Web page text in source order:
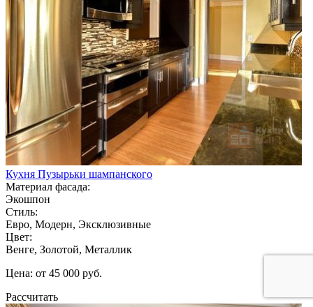
Кухня Пузырьки шампанского
Материал фасада:
Экошпон
Стиль:
Евро, Модерн, Эксклюзивные
Цвет:
Венге, Золотой, Металлик
Цена: от 45 000 руб.
Рассчитать